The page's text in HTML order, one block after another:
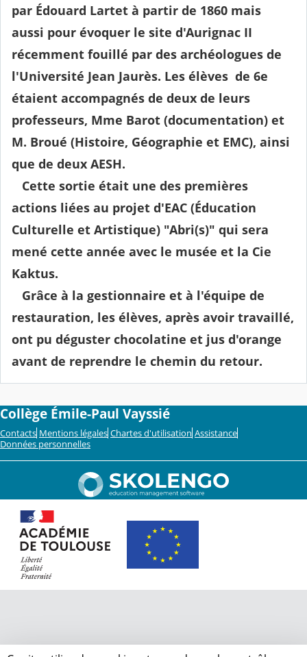
par Édouard Lartet à partir de 1860 mais
aussi pour évoquer le site d'Aurignac II
récemment fouillé par des archéologues de
l'Université Jean Jaurès. Les élèves de 6e
étaient accompagnés de deux de leurs
professeurs, Mme Barot (documentation) et
M. Broué (Histoire, Géographie et EMC), ainsi
que de deux AESH.
Cette sortie était une des premières
actions liées au projet d'EAC (Éducation
Culturelle et Artistique) "Abri(s)" qui sera
mené cette année avec le musée et la Cie
Kaktus.
Grâce à la gestionnaire et à l'équipe de
restauration, les élèves, après avoir travaillé,
ont pu déguster chocolatine et jus d'orange
avant de reprendre le chemin du retour.
Collège Émile-Paul Vayssié
Contacts Mentions légales Chartes d'utilisation Assistance
Données personnelles